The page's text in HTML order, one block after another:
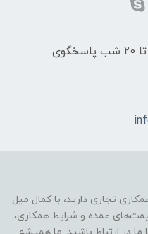
هفت روز هفته، از ساعت 8 صبح تا 20 شب پاسخگوی
تجاری دارید، با کمال میل
عمده و شرایط همکاری،